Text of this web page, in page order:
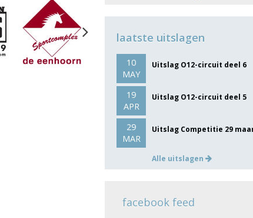
Nextlaatste uitslagen
10
MAY
Uitslag O12-circuit deel 6
19
APR
Uitslag O12-circuit deel 5
29
MAR
Uitslag Competitie 29
Alle uitslagen
facebook feed